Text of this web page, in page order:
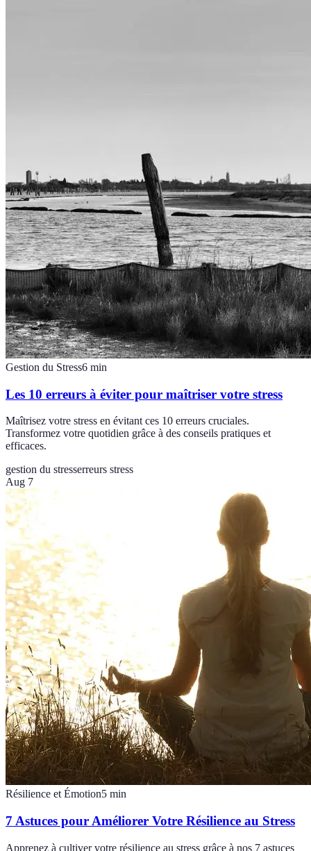
Gestion du Stress6 min
Les 10 erreurs à éviter pour maîtriser votre stress
Maîtrisez votre stress en évitant ces 10 erreurs cruciales.
Transformez votre quotidien grâce à des conseils pratiques et
efficaces.
gestion du stresserreurs stress
Aug 7
Résilience et Émotion5 min
7 Astuces pour Améliorer Votre Résilience au Stress
Apprenez à cultiver votre résilience au stress grâce à nos 7 astuces